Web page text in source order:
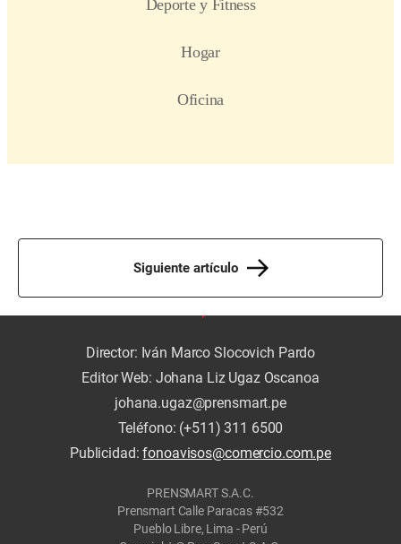
Siguiente artículo
Director: Iván Marco Slocovich Pardo
Editor Web: Johana Liz Ugaz Oscanoa
johana.ugaz@prensmart.pe
Teléfono: (+511) 311 6500
Publicidad:fonoavisos@comercio.com.pe
PRENSMART S.A.C.
Prensmart Calle Paracas #532
Pueblo Libre, Lima - Perú